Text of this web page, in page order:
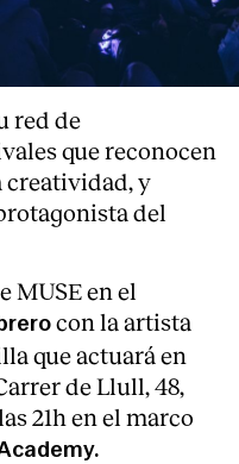
red de
que reconocen
creatividad, y
del
MUSE en el
con la artista
que actuará en
de Llull, 48,
21h en el marco